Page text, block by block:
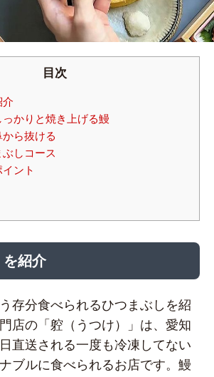
目次
介
かりと焼き上げる鰻
ら抜ける
しコース
ント
を紹介
存分食べられるひつまぶしを紹
店の「躻（うつけ）」は、愛知
直送される一度も冷凍してない
ブルに食べられるお店です。鰻